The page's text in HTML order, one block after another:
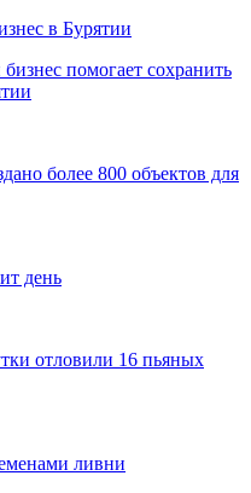
в Бурятии
помогает сохранить
более 800 объектов для
день
отловили 16 пьяных
ливни